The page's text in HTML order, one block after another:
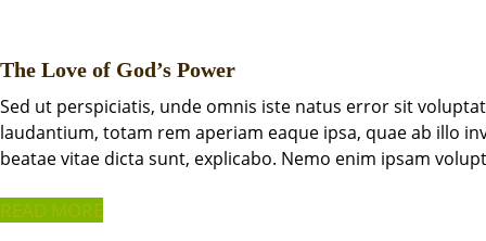
The Love of God’s Power
Sed ut perspiciatis, unde omnis iste natus error sit
laudantium, totam rem aperiam eaque ipsa, quae ab illo
beatae vitae dicta sunt, explicabo. Nemo enim ipsam
READ MORE